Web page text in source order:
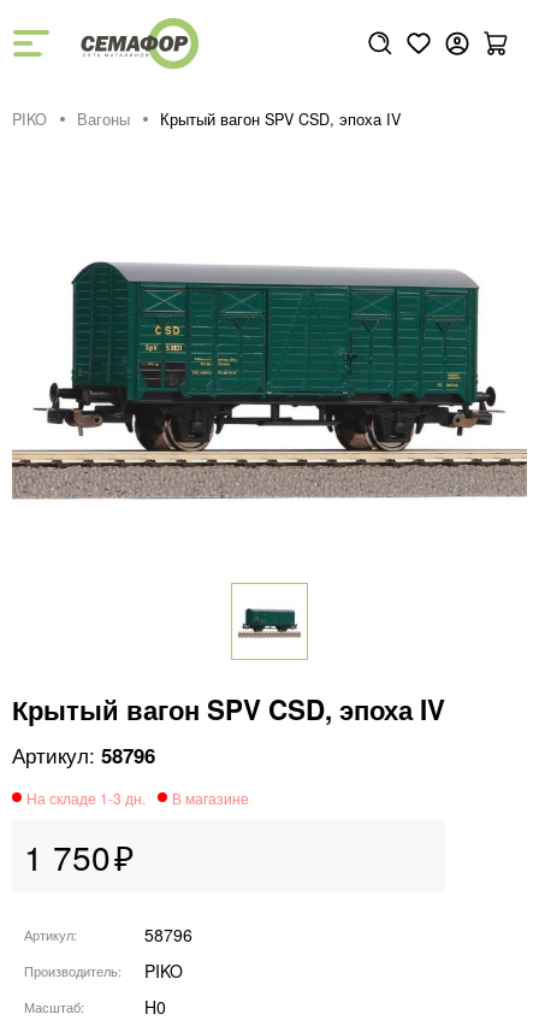
PIKO Вагоны Крытый вагон SPV CSD, эпоха IV
Крытый вагон SPV CSD, эпоха IV
58796
1 750
Артикул 58796
Производитель PIKO
Масштаб H0